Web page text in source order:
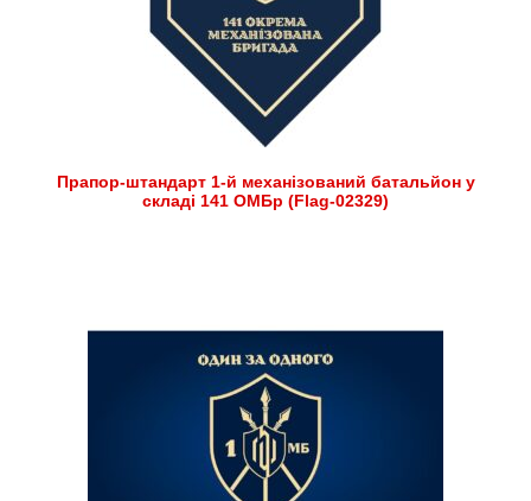
Прапор-штандарт 1-й механізований батальйон у
складі 141 ОМБр (Flag-02329)